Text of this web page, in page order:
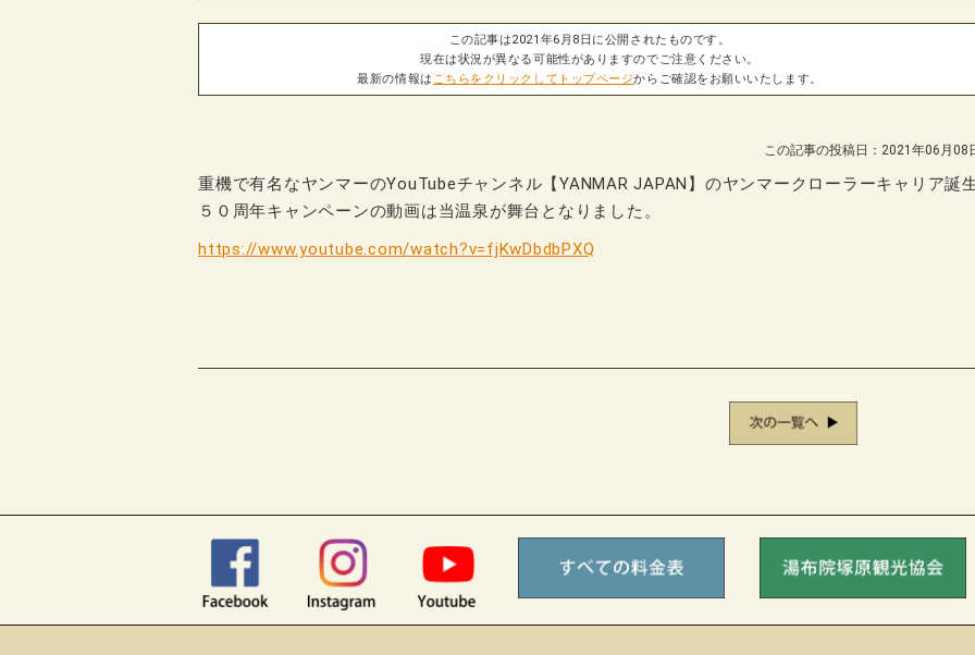
この記事は2021年6月8日に公開されたものです。
現在は状況が異なる可能性がありますのでご注意ください。
最新の情報は こちらをクリックしてトップページからご確認をお願いいたします。
この記事の投稿日：2021年06月08
重機で有名なヤンマーのYouTubeチャンネル【YANMAR JAPAN】のヤンマークローラーキャリア誕
５０周年キャンペーンの動画は当温泉が舞台となりました。
https://www.youtube.com/watch?v=fjKwDbdbPXQ